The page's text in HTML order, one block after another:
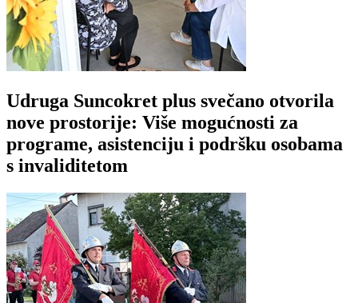
Udruga Suncokret plus svečano otvorila
nove prostorije: Više mogućnosti za
programe, asistenciju i podršku osobama
s invaliditetom